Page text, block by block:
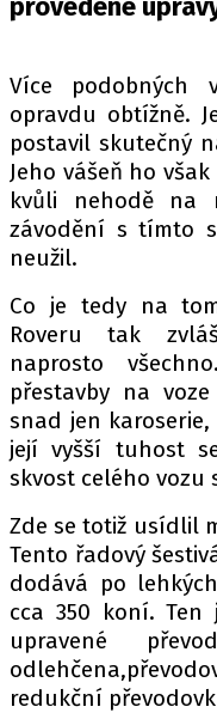
Máte
Pošlete
provedené
Více podobných
opravdu obtížně.
postavil skutečný
Jeho vášeň ho
kvůli nehodě na
závodění s tímto
neužil.
Co je tedy na
Roveru tak
naprosto
přestavby na
snad jen
její vyšší tuhost
skvost celého vozu
Zde se totiž usídlil
Tento řadový
dodává po
cca 350 koní.
upravené
redukční